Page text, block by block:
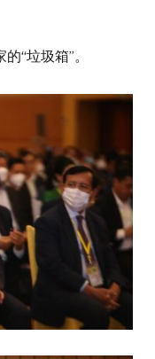
“垃圾箱”。